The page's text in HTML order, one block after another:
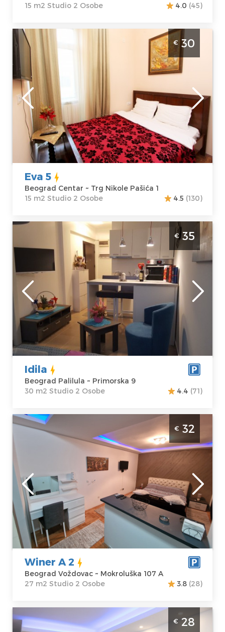
15 m2 Studio 2 Osobe
4.0 (45)
Studio Apartman Eva 5 Beograd Centar
Beograd
Lokacija:
Beograd Centar
Adresa:
Trg
Nikole Pašića 1
Cena30 €
m2
Struktura :
Studio
€ 30
Eva 5
Beograd Centar ~ Trg Nikole Pašića 1
15 m2 Studio 2 Osobe
4.5 (130)
Studio Apartman Idila Beograd Palilula
Beograd
Lokacija:
Beograd Palilula
Adresa:
Primorska 9
Cena35 €
Gosti:2
Kvadratura :30
m2
Struktura :
Studio
€35
Idila
Beograd Palilula ~ Primorska 9
30 m2 Studio 2 Osobe
4.4 (71)
Studio Apartman Winer A 2 Beograd
Vozdovac. Namenjen za 2 osobe u blizini
autoputa na Vozdvocu
Beograd
Lokacija:
Beograd
Voždovac
Adresa:
Mokroluška 107
A
Cena
Kvadratura :27
m2
Struktura :
Studio
€ 32
Winer A 2
Beograd Voždovac ~ Mokroluška 107 A
27 m2 Studio 2 Osobe
3.8 (28)
Studio Apartman Vespuci Beograd Novi
Beograd. Povrsine 24m2 i pogodan je za 2
€ 28